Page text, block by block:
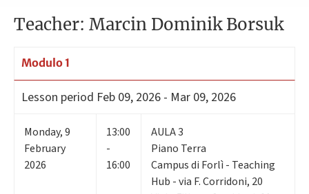
Teacher: Marcin Dominik Borsuk
Modulo 1
Lesson period Feb 09, 2026 - Mar 09, 2026
Monday,9
February
2026
13:00
-
16:00
AULA 3
Piano Terra
Campus di Forlì - Teaching
Hub - via F. Corridoni, 20